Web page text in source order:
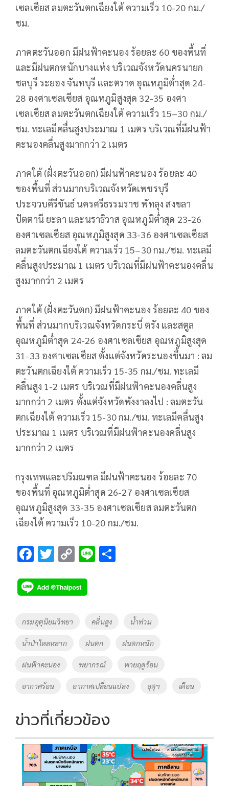
เซลเซียส ลมตะวันตกเฉียงใต้ ความเร็ว 10-20 กม./
ชม.
ภาคตะวันออก มีฝนฟ้าคะนอง ร้อยละ 60 ของพื้นที่
และมีฝนตกหนักบางแห่ง บริเวณจังหวัดนครนายก
ชลบุรี ระยอง จันทบุรี และตราด อุณหภูมิต่ำสุด 24-
28 องศาเซลเซียส อุณหภูมิสูงสุด 32-35 องศา
เซลเซียส ลมตะวันตกเฉียงใต้ ความเร็ว 15–30 กม./
ชม. ทะเลมีคลื่นสูงประมาณ 1 เมตร บริเวณที่มีฝนฟ้า
คะนองคลื่นสูงมากกว่า 2 เมตร
ภาคใต้ (ฝั่งตะวันออก) มีฝนฟ้าคะนอง ร้อยละ 40
ของพื้นที่ ส่วนมากบริเวณจังหวัดเพชรบุรี
ประจวบคีรีขันธ์ นครศรีธรรมราช พัทลุง สงขลา
ปัตตานี ยะลา และนราธิวาส อุณหภูมิต่ำสุด 23-26
องศาเซลเซียส อุณหภูมิสูงสุด 33-36 องศาเซลเซียส
ลมตะวันตกเฉียงใต้ ความเร็ว 15–30 กม./ชม. ทะเลมี
คลื่นสูงประมาณ 1 เมตร บริเวณที่มีฝนฟ้าคะนองคลื่น
สูงมากกว่า 2 เมตร
ภาคใต้ (ฝั่งตะวันตก) มีฝนฟ้าคะนอง ร้อยละ 40 ของ
พื้นที่ ส่วนมากบริเวณจังหวัดกระบี่ ตรัง และสตูล
อุณหภูมิต่ำสุด 24-26 องศาเซลเซียส อุณหภูมิสูงสุด
31-33 องศาเซลเซียส ตั้งแต่จังหวัดระนองขึ้นมา : ลม
ตะวันตกเฉียงใต้ ความเร็ว 15-35 กม./ชม. ทะเลมี
คลื่นสูง 1-2 เมตร บริเวณที่มีฝนฟ้าคะนองคลื่นสูง
มากกว่า 2 เมตร ตั้งแต่จังหวัดพังงาลงไป : ลมตะวัน
ตกเฉียงใต้ ความเร็ว 15-30 กม./ชม. ทะเลมีคลื่นสูง
ประมาณ 1 เมตร บริเวณที่มีฝนฟ้าคะนองคลื่นสูง
มากกว่า 2 เมตร
กรุงเทพและปริมณฑล มีฝนฟ้าคะนอง ร้อยละ 70
ของพื้นที่ อุณหภูมิต่ำสุด 26-27 องศาเซลเซียส
อุณหภูมิสูงสุด 33-35 องศาเซลเซียส ลมตะวันตก
เฉียงใต้ ความเร็ว 10-20 กม./ชม.
F
e
b
o
o
k
T
tt
er
C
p
y
Li
Tags
กรมอุตุนิยมวิทยา คลื่นสูง น้ำท่วม
น้ำป่าไหลหลาก ฝนตก ฝนตกหนัก
ฝนฟ้าคะนอง พยากรณ์ พายฤดูร้อน
อากาศร้อน อากาศเปลี่ยนแปลง อุตุฯ เตือน
ข่าวที่เกี่ยวข้อง